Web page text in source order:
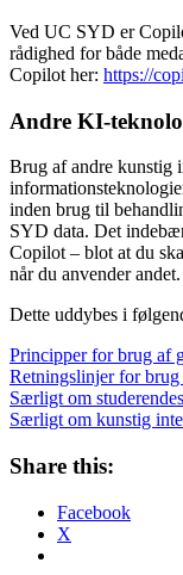
Ved UC SYD er
rådighed for både
Copilot her: https://
Andre KI-
Brug af andre kunstig
inden brug til
SYD data. Det
Copilot – blot at du
når du anvender andet.
Dette uddybes i
Principper for brug af
Retningslinjer for brug
Særligt om
Særligt om kunstig
Share this:
Facebook
X